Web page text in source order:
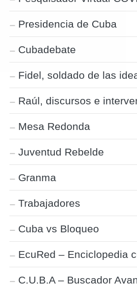
Presidencia de Cuba
Cubadebate
Fidel, soldado de las
Raúl, discursos e
Mesa Redonda
Juventud Rebelde
Granma
Trabajadores
Cuba vs Bloqueo
EcuRed – Enciclopedia
C.U.B.A – Buscador